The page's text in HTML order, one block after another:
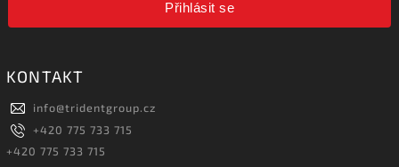
Přihlásit se
KONTAKT
info@tridentgroup.cz
+420 775 733 715
+420 775 733 715